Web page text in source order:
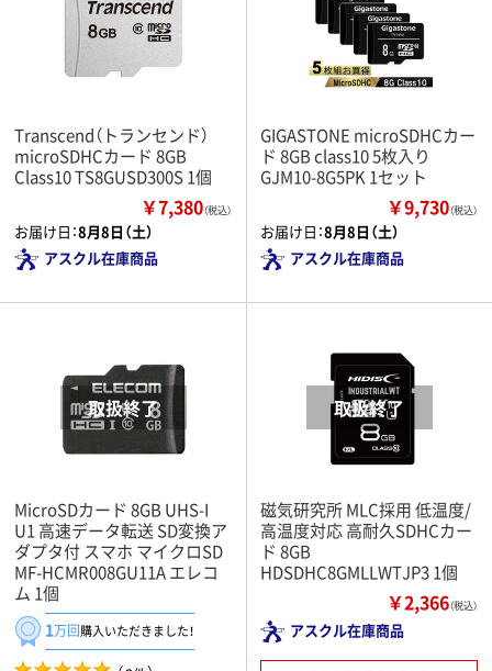
Transcend（トランセンド）
microSDHCカード 8GB
Class10 TS8GUSD300S 1個
￥7,380（税込）
お届け日：8月8日（土）
アスクル在庫商品
GIGASTONE microSDHCカー
ド 8GB class10 5枚入り
GJM10-8G5PK 1セット
￥9,730（税込）
お届け日：8月8日（土）
アスクル在庫商品
MicroSDカード 8GB UHS-I
U1 高速データ転送 SD変換ア
ダプタ付 スマホ マイクロSD
MF-HCMR008GU11A エレコ
ム 1個
1万回購入いただきました！
磁気研究所 MLC採用 低温度/
高温度対応 高耐久SDHCカー
ド 8GB
HDSDHC8GMLLWTJP3 1個
￥2,366（税込）
アスクル在庫商品